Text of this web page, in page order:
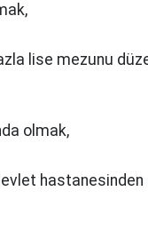
lise mezunu
olmak,
hastanesinden